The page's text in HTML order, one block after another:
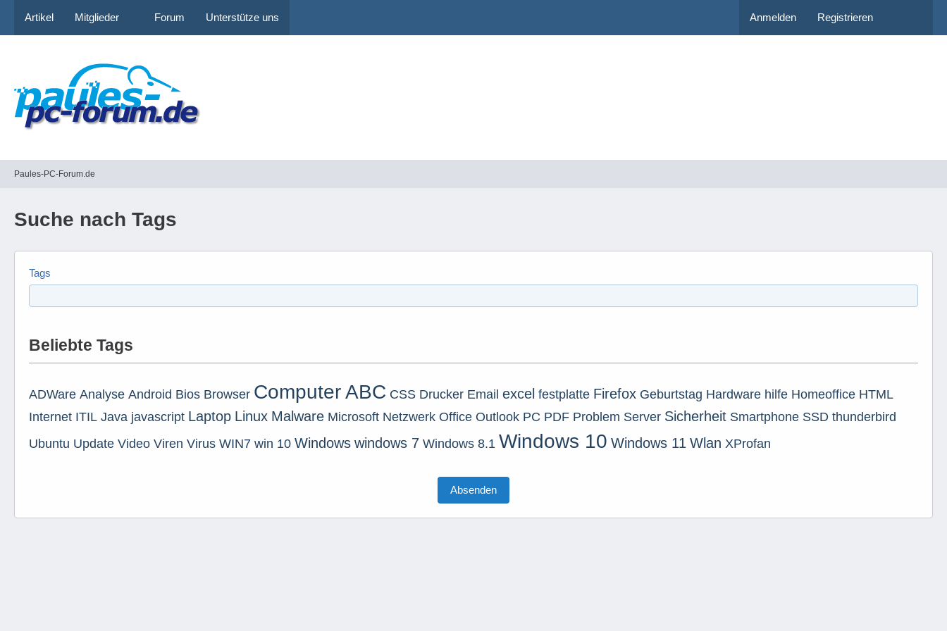
Artikel Mitglieder Forum Unterstütze uns Anmelden Registrieren
Paules-PC-Forum.de
Suche nach Tags
Tags
Beliebte Tags
ADWare Analyse Android Bios Browser Computer ABC CSS Drucker Email excel festplatte Firefox Geburtstag Hardware hilfe Homeoffice HTML
Internet ITIL Java javascript Laptop Linux Malware Microsoft Netzwerk Office Outlook PC PDF Problem Server Sicherheit Smartphone SSD thunderbird
Ubuntu Update Video Viren Virus WIN7 win 10 Windows windows 7 Windows 8.1 Windows 10 Windows 11 Wlan XProfan